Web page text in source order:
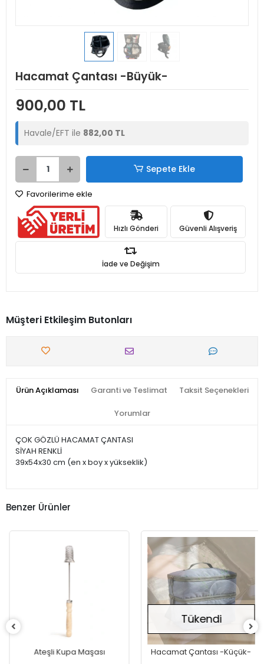
Hacamat Çantası -Büyük-
900,00 TL
Havale/EFT ile 882,00 TL
Sepete Ekle
Favorilerime ekle
Hızlı Gönderi Güvenli Alışveriş
İade ve Değişim
Müşteri Etkileşim Butonları
Ürün Açıklaması Garanti ve Teslimat Taksit Seçenekleri
Yorumlar
ÇOK GÖZLÜ HACAMAT ÇANTASI
SİYAH RENKLİ
39x54x30 cm (en x boy x yükseklik)
Benzer Ürünler
Ateşli Kupa Maşası
Tükendi
Hacamat Çantası -Küçük-